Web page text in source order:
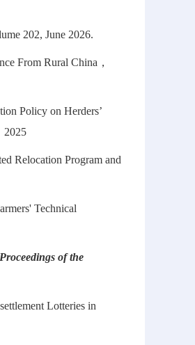
202, June 2026.
From Rural China，
Policy on Herders’
2025
Relocation Program and
Technical
Proceedings of the
Lotteries in